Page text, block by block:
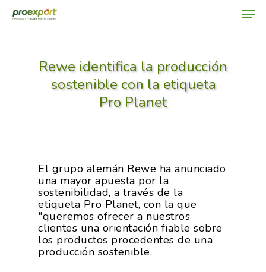
Hit enter to search or ESC to close
Rewe identifica la producción
sostenible con la etiqueta
Pro Planet
El grupo alemán Rewe ha anunciado
una mayor apuesta por la
sostenibilidad, a través de la
etiqueta Pro Planet, con la que
"queremos ofrecer a nuestros
clientes una orientación fiable sobre
los productos procedentes de una
producción sostenible.